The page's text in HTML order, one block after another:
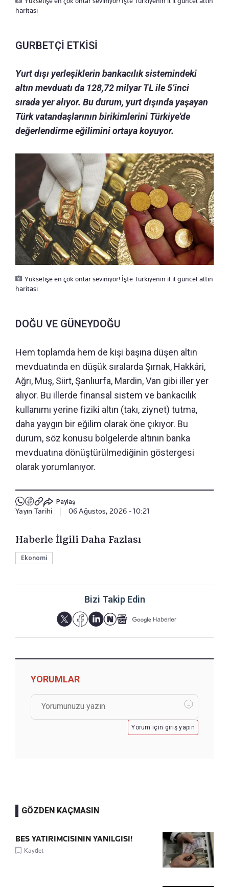
haritası
GURBETÇİ ETKİSİ
Yurt dışı yerleşiklerin bankacılık sistemindeki
altın mevduatı da 128,72 milyar TL ile 5’inci
sırada yer alıyor. Bu durum, yurt dışında yaşayan
Türk vatandaşlarının birikimlerini Türkiye'de
değerlendirme eğilimini ortaya koyuyor.
Yükselişe en çok onlar seviniyor! İşte Türkiyenin il il güncel altın
haritası
DOĞU VE GÜNEYDOĞU
Hem toplamda hem de kişi başına düşen altın
mevduatında en düşük sıralarda Şırnak, Hakkâri,
Ağrı, Muş, Siirt, Şanlıurfa, Mardin, Van gibi iller yer
alıyor. Bu illerde finansal sistem ve bankacılık
kullanımı yerine fiziki altın (takı, ziynet) tutma,
daha yaygın bir eğilim olarak öne çıkıyor. Bu
durum, söz konusu bölgelerde altının banka
mevduatına dönüştürülmediğinin göstergesi
olarak yorumlanıyor.
Paylaş
Yayın Tarihi 06 Ağustos, 2026 - 10:21
Haberle İlgili Daha Fazlası
Ekonomi
Bizi Takip Edin
YORUMLAR
Yorum için giriş yapın
GÖZDEN KAÇMASIN
BES YATIRIMCISININ YANILGISI!
Kaydet